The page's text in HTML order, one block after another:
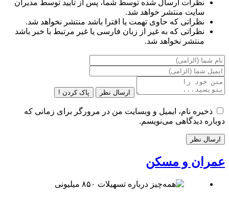
نظرات ارسال شده توسط شما، پس از تایید توسط مدیران
سایت منتشر خواهد شد.
نظراتی که حاوی تهمت یا افترا باشد منتشر نخواهد شد.
نظراتی که به غیر از زبان فارسی یا غیر مرتبط با خبر باشد
منتشر نخواهد شد.
ارسال نظر پاک کردن !
ذخیره نام، ایمیل و وبسایت من در مرورگر برای زمانی که
دوباره دیدگاهی می‌نویسم.
عمران و مسکن